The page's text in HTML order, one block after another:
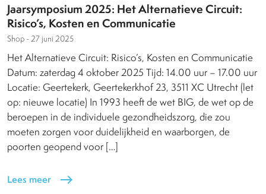
Jaarsymposium 2025: Het Alternatieve Circuit:
Risico’s, Kosten en Communicatie
Shop - 27 juni 2025
Het Alternatieve Circuit: Risico’s, Kosten en Communicatie
Datum: zaterdag 4 oktober 2025 Tijd: 14.00 uur – 17.00 uur
Locatie: Geertekerk, Geertekerkhof 23, 3511 XC Utrecht (let
op: nieuwe locatie) In 1993 heeft de wet BIG, de wet op de
beroepen in de individuele gezondheidszorg, die zou
moeten zorgen voor duidelijkheid en waarborgen, de
poorten geopend voor […]
Lees meer east